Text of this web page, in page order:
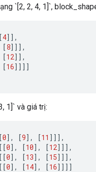
`[2, 2, 4, 1]`,
[4]] ,
[8]]] ,
[12]] ,
[16]]]]
1]` và giá trị:
0] , [9] , [11 ]]] ,
0] , [10] , [12]]] ,
0] , [13] , [15]]] ,
0] , [14] , [16]]]]